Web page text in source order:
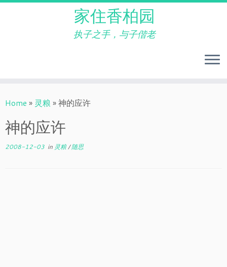
to
家住香柏园
执子之手，与子偕老
Home » 灵粮 »神的应许
神的应许
2008-12-03 in 灵粮/随思